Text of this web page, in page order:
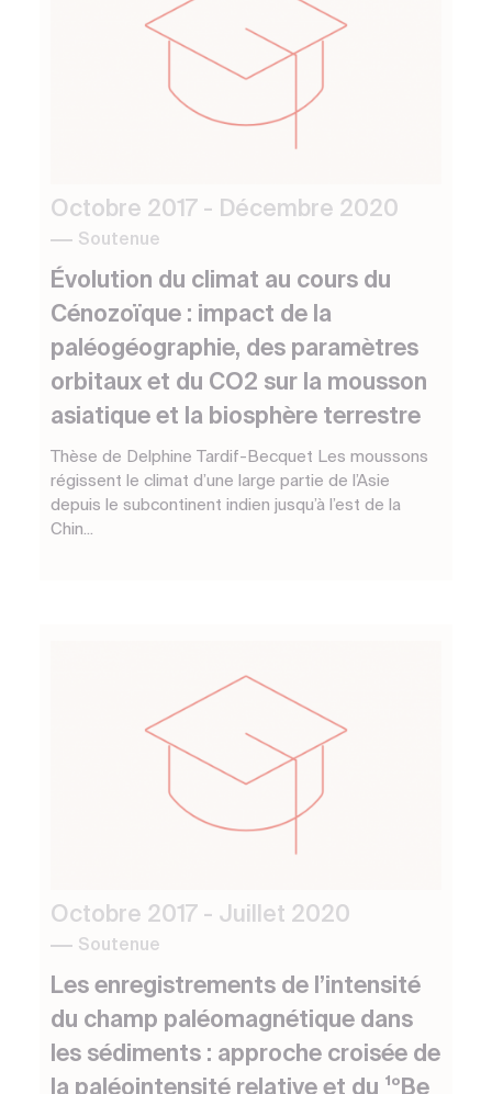
Octobre 2017 - Décembre 2020
Soutenue
Évolution du climat au cours du
Cénozoïque : impact de la
paléogéographie, des paramètres
orbitaux et du CO2 sur la mousson
asiatique et la biosphère terrestre
Thèse de Delphine Tardif-Becquet Les moussons
régissent le climat d’une large partie de l’Asie
depuis le subcontinent indien jusqu’à l’est de la
Chin...
Octobre 2017 - Juillet 2020
Soutenue
Les enregistrements de l’intensité
du champ paléomagnétique dans
les sédiments : approche croisée de
la paléointensité relative et du ¹ºBe